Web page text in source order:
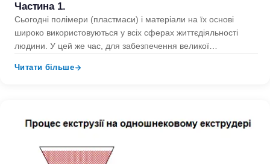
Частина 1.
Сьогодні полімери (пластмаси) і матеріали на їх основі
широко використовуються у всіх сферах життєдіяльності
людини. У цей же час, для забезпечення великої
Читати більше